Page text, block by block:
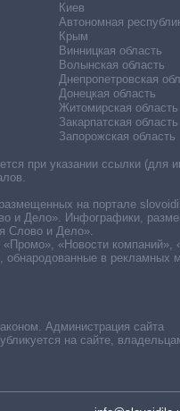
Киев
Автономная
Крым
Винницкая область
Волынская область
Днепропетровская
Донецкая область
Житомирская область
Закарпатская область
Запорожская область
Администрация сайта
на сайте,
при указании ссылки (для
на портале
Дело». Инфографики,
Слово и Дело».
«Новости
в рекламных